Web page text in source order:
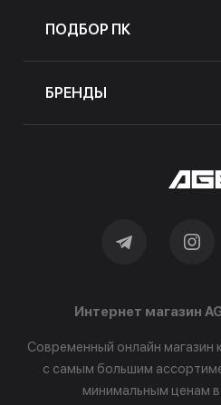
ПОДБОР ПК
БРЕНДЫ
Интернет магазин
Современный онлайн магазин
с самым большим
минимальным ценам в